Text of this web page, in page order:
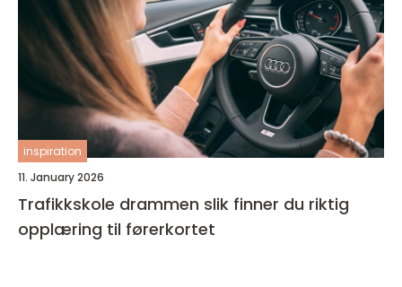
inspiration
11. January 2026
Trafikkskole drammen slik finner du riktig
opplæring til førerkortet